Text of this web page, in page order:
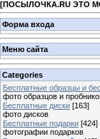
[ПОСЫЛОЧКА.RU ЭТО
Форма входа
Меню сайта
Categories
Бесплатные образцы и
фото образцов и
Бесплатные диски [163]
фото дисков
Бесплатные подарки [424]
фотографии подарков